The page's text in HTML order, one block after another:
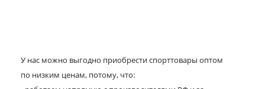
У нас можно выгодно приобрести спорттовары оптом
по низким ценам, потому, что: